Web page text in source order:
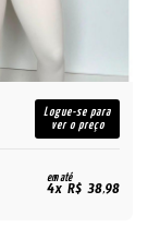
Logue-se para
ver o preço
em até
4x R$ 38,98